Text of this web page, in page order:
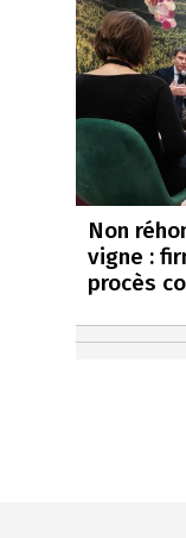
Non
vigne :
procès